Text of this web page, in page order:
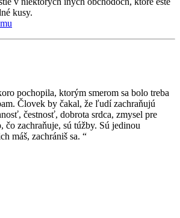
kusy.
pochopila, ktorým smerom sa bolo treba
Človek by čakal, že ľudí zachraňujú
čestnosť, dobrota srdca, zmysel pre
zachraňuje, sú túžby. Sú jedinou
máš, zachrániš sa.